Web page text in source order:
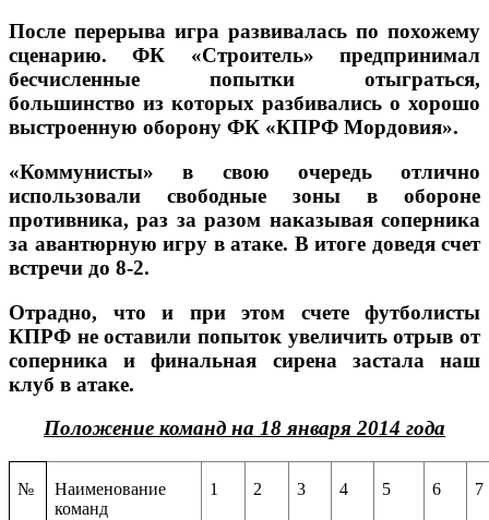
После перерыва игра развивалась по похожему
сценарию. ФК «Строитель» предпринимал
бесчисленные попытки отыграться,
большинство из которых разбивались о хорошо
выстроенную оборону ФК «КПРФ Мордовия».
«Коммунисты» в свою очередь отлично
использовали свободные зоны в обороне
противника, раз за разом наказывая соперника
за авантюрную игру в атаке. В итоге доведя счет
встречи до 8-2.
Отрадно, что и при этом счете футболисты
КПРФ не оставили попыток увеличить отрыв от
соперника и финальная сирена застала наш
клуб в атаке.
Положение команд на 18 января 2014 года
№
Наименование
команд
1 2 3 4 5 6 7